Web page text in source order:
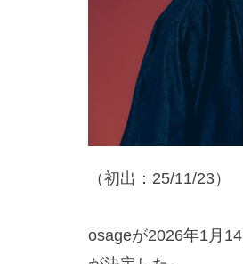
（初出：25/11/23）
osageが2026年1月